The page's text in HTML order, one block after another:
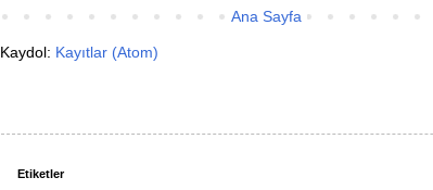
Ana Sayfa
Kaydol: Kayıtlar (Atom)
Etiketler